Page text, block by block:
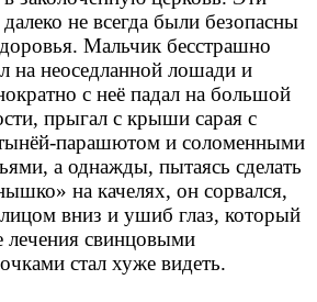
не всегда были безопасны
Мальчик бесстрашно
на неоседланной лошади и
с неё падал на большой
прыгал с крыши сарая с
парашютом и соломенными
а однажды, пытаясь сделать
на качелях, он сорвался,
вниз и ушиб глаз, который
лечения свинцовыми
стал хуже видеть.